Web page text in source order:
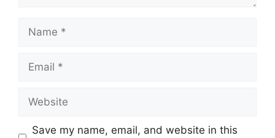
Save my name, email, and website in this